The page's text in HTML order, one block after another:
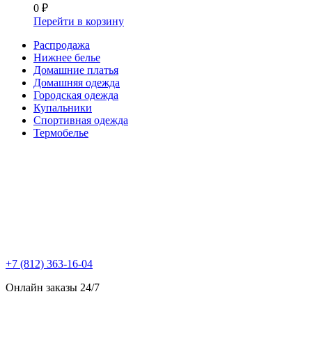
0 ₽
Перейти в корзину
Распродажа
Нижнее белье
Домашние платья
Домашняя одежда
Городская одежда
Купальники
Спортивная одежда
Термобелье
+7 (812) 363-16-04
Онлайн заказы 24/7